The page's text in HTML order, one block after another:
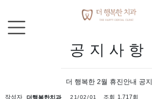
공지사항
더 행복한 2월 휴진안내 공지
작성자 더행복한치과 21/02/01 조회 1,717회